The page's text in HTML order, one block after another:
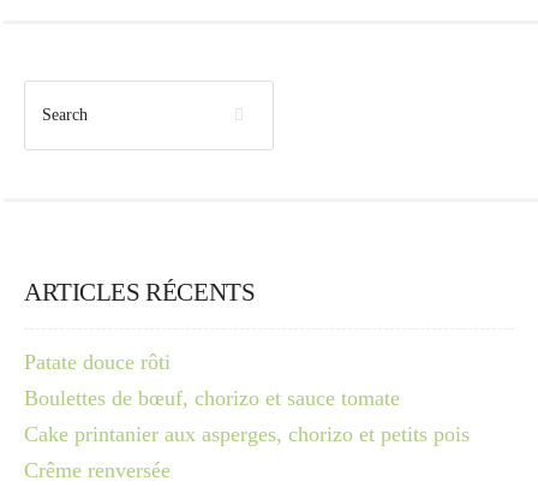
ARTICLES RÉCENTS
Patate douce rôti
Boulettes de bœuf, chorizo et sauce tomate
Cake printanier aux asperges, chorizo et petits pois
Crême renversée